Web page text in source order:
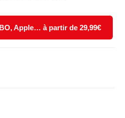
Apple… à partir de 29,99€